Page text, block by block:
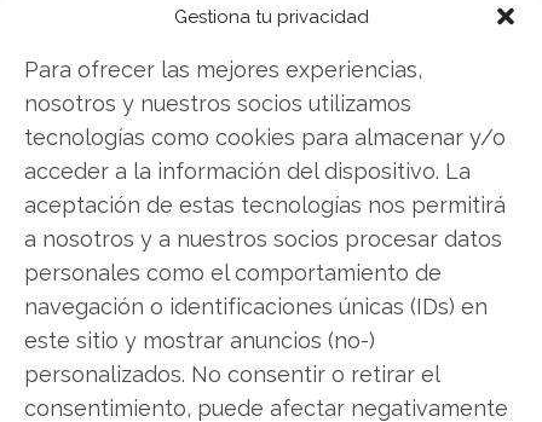
Gestiona tu privacidad
Para ofrecer las mejores experiencias,
nosotros y nuestros socios utilizamos
tecnologías como cookies para almacenar y/o
acceder a la información del dispositivo. La
aceptación de estas tecnologías nos permitirá
a nosotros y a nuestros socios procesar datos
personales como el comportamiento de
navegación o identificaciones únicas (IDs) en
este sitio y mostrar anuncios (no-)
personalizados. No consentir o retirar el
consentimiento, puede afectar negativamente
como el indicador fundamental para medir el
Quantum eMotion: ¿Comprar o vender? El
nuevo Análisis de Quantum eMotion del 2 de
agosto tiene la respuesta:
Los últimos resultados de Quantum eMotion son
contundentes: Acción inmediata requerida para
los inversores de Quantum eMotion. ¿Merece la
pena invertir o es momento de vender? En el
Análisis gratuito actual del 2 de agosto
descubrirá exactamente qué hacer.